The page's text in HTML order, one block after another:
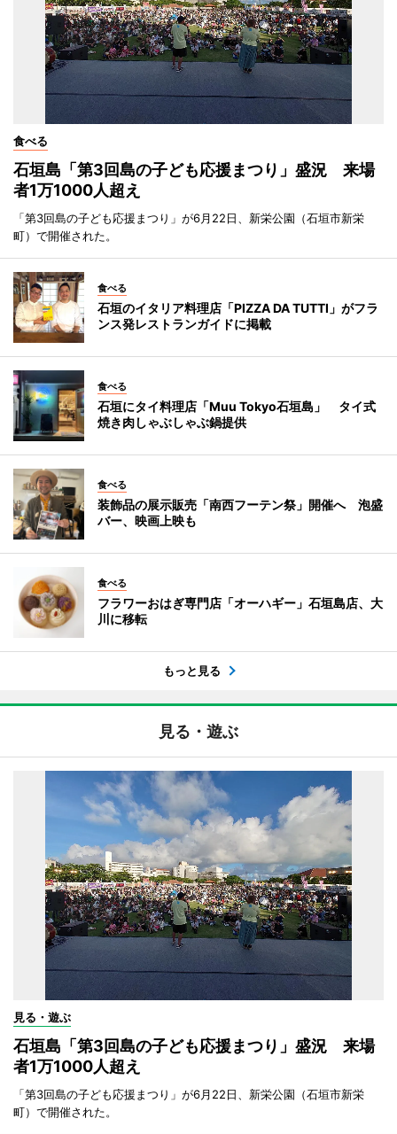
食べる
石垣島「第3回島の子ども応援まつり」盛況 来場
者1万1000人超え
「第3回島の子ども応援まつり」が6月22日、新栄公園（石垣市新栄
町）で開催された。
食べる
石垣のイタリア料理店「PIZZA DA TUTTI」がフラ
ンス発レストランガイドに掲載
食べる
石垣にタイ料理店「Muu Tokyo石垣島」 タイ式
焼き肉しゃぶしゃぶ鍋提供
食べる
装飾品の展示販売「南西フーテン祭」開催へ 泡盛
バー、映画上映も
食べる
フラワーおはぎ専門店「オーハギー」石垣島店、大
川に移転
もっと見る
見る・遊ぶ
見る・遊ぶ
石垣島「第3回島の子ども応援まつり」盛況 来場
者1万1000人超え
「第3回島の子ども応援まつり」が6月22日、新栄公園（石垣市新栄
町）で開催された。